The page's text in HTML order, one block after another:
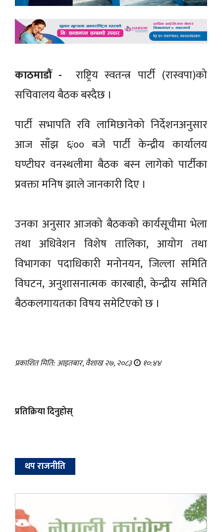
काठमाडौं - राष्ट्रिय स्वतन्त्र पार्टी (रास्वपा)को
सचिवालय बैठक बस्दैछ ।
पार्टी सभापति रवि लामिछानेको निर्देशनअनुसार
आज साँझ ६ः०० बजे पार्टी केन्द्रीय कार्यालय
घण्टीघर वनस्थलीमा बैठक बस्न लागेको पार्टीका
प्रवक्ता मनिष झाले जानकारी दिए ।
उनका अनुसार आजको बैठकको कार्यसूचीमा भेला
तथा अधिवेशन विशेष तालिका, आयोग तथा
विभागका पदाधिकारी मनोनयन, जिल्ला समिति
विघटन, अनुशासनात्मक कारबाही, केन्द्रीय समिति
बैठकलगायतका विषय समेटिएको छ ।
प्रकाशित मिति: आइतबार, वैशाख २७, २०८३ १०:४४
प्रतिक्रिया दिनुहोस्
थप राजनीति